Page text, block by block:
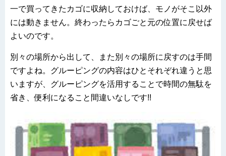
一で買ってきたカゴに収納しておけば、モノがそこ以外
には動きません。終わったらカゴごと元の位置に戻せば
よいのです。
別々の場所から出して、また別々の場所に戻すのは手間
ですよね。グルーピングの内容はひとそれぞれ違うと思
いますが、グルーピングを活用することで時間の無駄を
省き、便利になること間違いなしです!!